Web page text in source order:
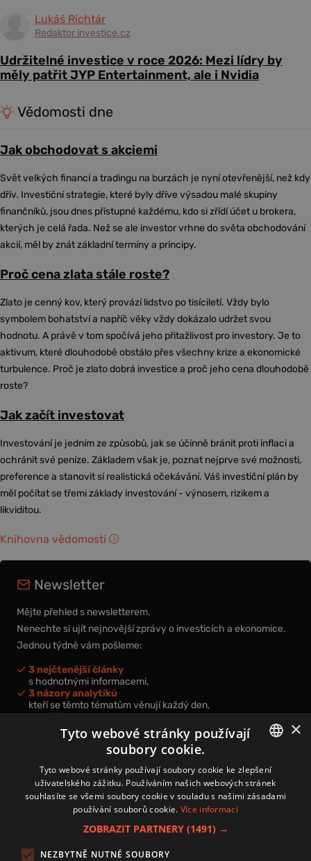
Lukáš Richtár
Redaktor investice.cz
Udržitelné investice v roce 2026: Mezi lídry by
měly patřit JYP Entertainment, ale i Nvidia
Vědomosti dne
Jak obchodovat s akciemi
Svět velkých financí a tradingu na burzách je nyní otevřenější, než kdy
dřív. Investiční strategie, které byly dříve výsadou malé skupiny
finančníků, jsou dnes přístupné každému, kdo si zřídí účet u brokera,
kterých je celá řada. Než se ale investor vrhne do světa obchodování
akcií, měl by znát základní termíny a principy.
Proč cena zlata stále roste?
Zlato je cenný kov, který provází lidstvo po tisíciletí. Vždy bylo
symbolem bohatství a napříč věky vždy dokázalo udržet svou
hodnotu. A právě v tom spočívá jeho přitažlivost pro investory. Je to
aktivum, které dlouhodobě obstálo přes všechny krize a ekonomické
turbulence. Proč je zlato dobrá investice a proč jeho cena dlouhodobě
roste?
Jak začít investovat
Investování je jedním ze způsobů, jak se účinně bránit proti inflaci a
ochránit své peníze. Základem však je, poznat nejprve své možnosti,
preference a stanovit si realistická očekávání. Váš investiční plán by
měl počítat se třemi základy investování - výnosem, rizikem a
likviditou.
Knihovna vědomostí
Newsletter
Mějte přehled s newsletterem.
Nenechte si ujít nejnovější zprávy o investicích a ekonomice.
Jednou týdně vám pošleme:
3 nejčtenější články
s hodnotnými informacemi,
3 názory analytiků
kteří se těmto tématům věnují každý den,
nová videa a podcasty
k prohloubení vašich znalostí.
Přihlášením k newsletteru vyjadřujete svůj souhlas spodmínkami
zpracování osobních údajů.
Zásady používání souborů cookies
CZECH
×
Tyto webové stránky používají
soubory cookie.
Tyto webové stránky používají soubory cookie ke zlepšení
uživatelského zážitku. Používáním našich webových stránek
souhlasíte se všemi soubory cookie v souladu s našimi zásadami
používání souborů cookie. Více informací
ZOBRAZIT PARTNERY (1491) →
NEZBYTNĚ NUTNÉ SOUBORY